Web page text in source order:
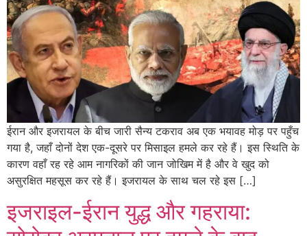
ईरान और इजरायल के बीच जारी सैन्य टकराव अब एक भयावह मोड़ पर पहुँच
गया है, जहाँ दोनों देश एक-दूसरे पर मिसाइल हमले कर रहे हैं। इस स्थिति के
कारण वहाँ रह रहे आम नागरिकों की जान जोखिम में है और वे खुद को
असुरक्षित महसूस कर रहे हैं। इजरायल के साथ चल रहे इस […]
इजराइल-ईरान युद्ध और गहराया: